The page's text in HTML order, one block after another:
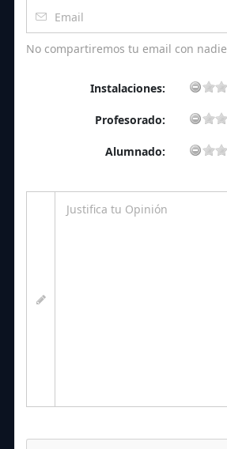
No compartiremos tu email con nadie
Instalaciones:
Profesorado:
Alumnado: